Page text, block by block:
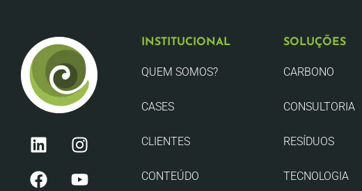
INSTITUCIONAL
QUEM SOMOS?
CASES
CLIENTES
CONTEÚDO
SOLUÇÕES
CARBONO
CONSULTORIA
RESÍDUOS
TECNOLOGIA